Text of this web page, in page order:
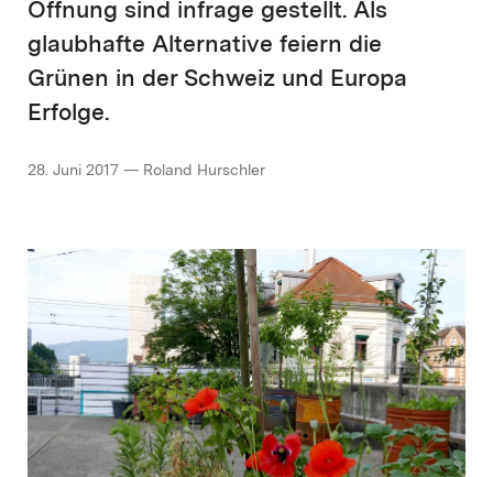
Öffnung sind infrage gestellt. Als
glaubhafte Alternative feiern die
Grünen in der Schweiz und Europa
Erfolge.
28. Juni 2017 — Roland Hurschler